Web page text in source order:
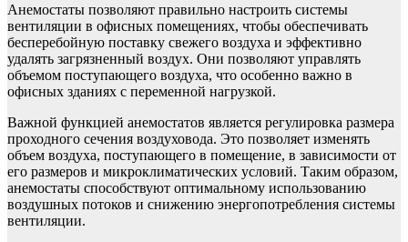
Анемостаты позволяют правильно настроить системы
вентиляции в офисных помещениях, чтобы обеспечивать
бесперебойную поставку свежего воздуха и эффективно
удалять загрязненный воздух. Они позволяют управлять
объемом поступающего воздуха, что особенно важно в
офисных зданиях с переменной нагрузкой.
Важной функцией анемостатов является регулировка размера
проходного сечения воздуховода. Это позволяет изменять
объем воздуха, поступающего в помещение, в зависимости от
его размеров и микроклиматических условий. Таким образом,
анемостаты способствуют оптимальному использованию
воздушных потоков и снижению энергопотребления системы
вентиляции.